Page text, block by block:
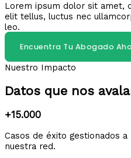
Lorem ipsum dolor sit amet,
elit tellus, luctus nec
leo.
Encuentra Tu Abogado
Nuestro Impacto
Datos que nos
+15.000
Casos de éxito gestionados
nuestra red.